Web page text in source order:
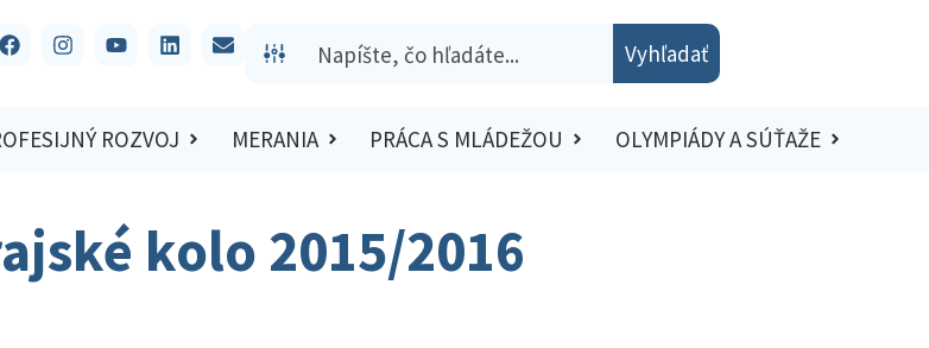
Vyhľadať
ROZVOJ MERANIA PRÁCA S MLÁDEŽOU OLYMPIÁDY A SÚŤAŽE
kolo 2015/2016